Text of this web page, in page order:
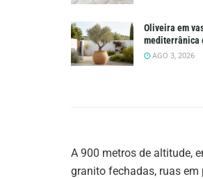
Oliveira em
mediterrânica
AGO 3, 2026
A 900 metros de altitude,
granito fechadas, ruas em